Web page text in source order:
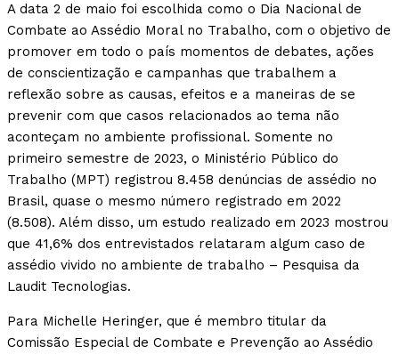
A data 2 de maio foi escolhida como o Dia Nacional de
Combate ao Assédio Moral no Trabalho, com o objetivo de
promover em todo o país momentos de debates, ações
de conscientização e campanhas que trabalhem a
reflexão sobre as causas, efeitos e a maneiras de se
prevenir com que casos relacionados ao tema não
aconteçam no ambiente profissional. Somente no
primeiro semestre de 2023, o Ministério Público do
Trabalho (MPT) registrou 8.458 denúncias de assédio no
Brasil, quase o mesmo número registrado em 2022
(8.508). Além disso, um estudo realizado em 2023 mostrou
que 41,6% dos entrevistados relataram algum caso de
assédio vivido no ambiente de trabalho – Pesquisa da
Laudit Tecnologias.
Para Michelle Heringer, que é membro titular da
Comissão Especial de Combate e Prevenção ao Assédio